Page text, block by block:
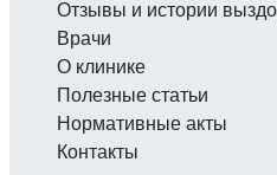
Отзывы и истории
Врачи
О клинике
Полезные статьи
Нормативные акты
Контакты